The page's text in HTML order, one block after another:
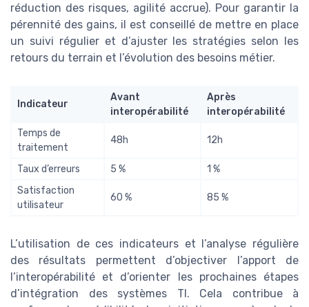
réduction des risques, agilité accrue). Pour garantir la
pérennité des gains, il est conseillé de mettre en place
un suivi régulier et d’ajuster les stratégies selon les
retours du terrain et l’évolution des besoins métier.
Indicateur
Avant
interopérabilité
Après
interopérabilité
Temps de
traitement
48h 12h
Taux d’erreurs 5 %
1 %
Satisfaction
utilisateur
60 % 85 %
L’utilisation de ces indicateurs et l’analyse régulière
des résultats permettent d’objectiver l’apport de
l’interopérabilité et d’orienter les prochaines étapes
d’intégration des systèmes TI. Cela contribue à